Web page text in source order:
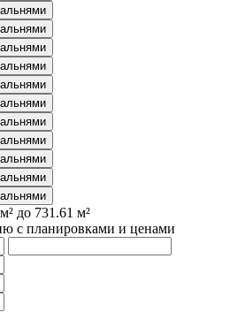
до 731.61 м²
с планировками и ценами